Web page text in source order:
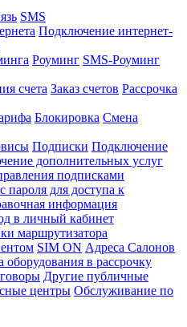
SMS
Подключение интернет-
Роуминг SMS-Роуминг
счета Заказ счетов Рассрочка
Блокировка Смена
Подписки Подключение
дополнительных услуг
подписками
пароля для доступа к
информация
в личный кабинет
маршрутизатора
SIM ON Адреса Салонов
оборудования в рассрочку
Другие публичные
центры Обслуживание по